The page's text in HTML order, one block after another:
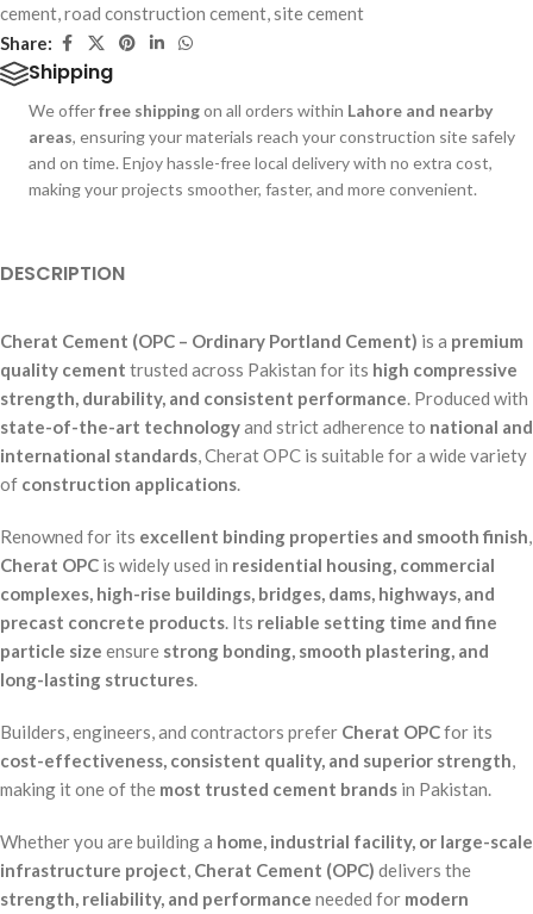
cement,road construction cement,site cement
Share:
Shipping
We offerfree shippingon all orders within Lahore and nearby
areas, ensuring your materials reach your construction site safely
and on time. Enjoy hassle-free local delivery with no extra cost,
making your projects smoother, faster, and more convenient.
DESCRIPTION
Cherat Cement (OPC – Ordinary Portland Cement) is a premium
quality cement trusted across Pakistan for its high compressive
strength, durability, and consistent performance. Produced with
state-of-the-art technologyand strict adherence to national and
international standards, Cherat OPC is suitable for a wide variety
of construction applications.
Renowned for its excellent binding properties and smooth finish,
Cherat OPC is widely used in residential housing, commercial
complexes, high-rise buildings, bridges, dams, highways, and
precast concrete products. Its reliable setting time and fine
particle size ensure strong bonding, smooth plastering, and
long-lasting structures.
Builders, engineers, and contractors prefer Cherat OPCfor its
cost-effectiveness, consistent quality, and superior strength,
making it one of the most trusted cement brands in Pakistan.
Whether you are building a home, industrial facility, or large-scale
infrastructure project, Cherat Cement (OPC) delivers the
strength, reliability, and performance needed for modern